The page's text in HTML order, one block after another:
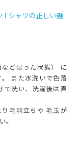
Tシャツの正しい選
ど湿った状態） に
また水洗いで色落
て洗い、洗濯後は直
毛羽立ちや 毛玉が
。